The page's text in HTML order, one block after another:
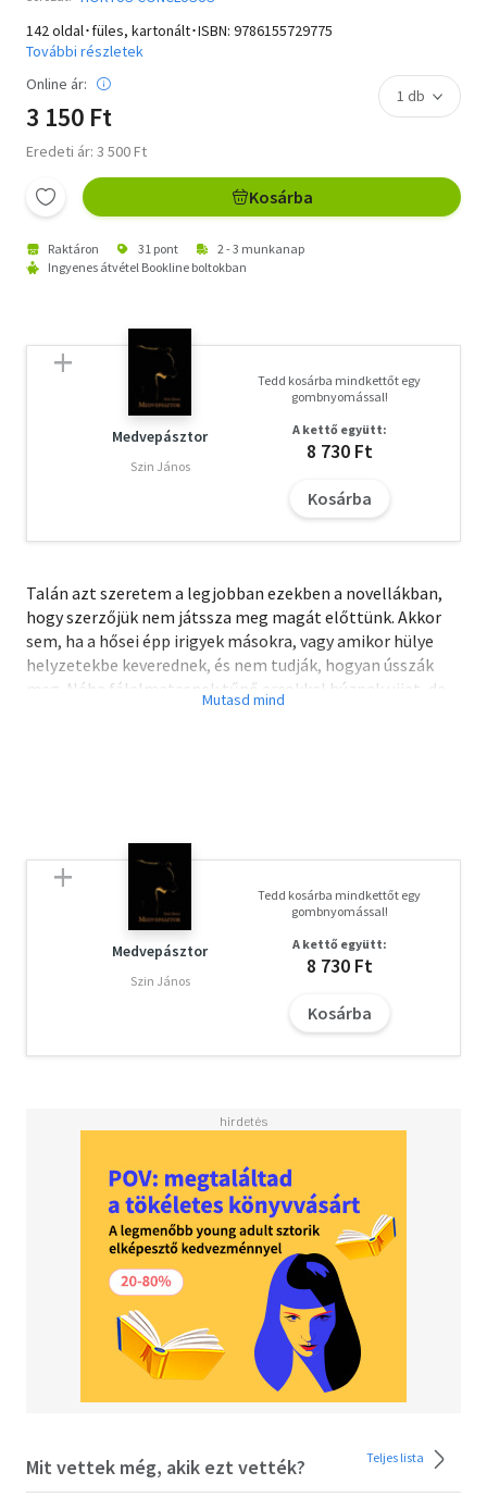
142 oldal･füles, kartonált･ISBN: 9786155729775
További részletek
Online ár:
3 150 Ft
Eredeti ár: 3 500 Ft
Kosárba
Raktáron 31 pont
2 - 3 munkanap
Ingyenes átvétel Bookline boltokban
Medvepásztor
Szin János
Tedd kosárba mindkettőt egy
gombnyomással!
A kettő együtt:
8 730 Ft
Kosárba
Talán azt szeretem a legjobban ezekben a novellákban,
hogy szerzőjük nem játssza meg magát előttünk. Akkor
sem, ha a hősei épp irigyek másokra, vagy amikor hülye
helyzetekbe keverednek, és nem tudják, hogyan ússzák
meg. Néha félelmetesnek tűnő arcokkal húznak ujjat, de
elég bátrak ahhoz, hogy esendőek maradjanak. Van valami
kocsmában kellene tartani egy példányt. Biztos vagyok
benne, hogy nem csalódnának a kíváncsi olvasók.
Medvepásztor
Szin János
Tedd kosárba mindkettőt egy
gombnyomással!
A kettő együtt:
8 730 Ft
Kosárba
Mit vettek még, akik ezt vették? Teljes lista